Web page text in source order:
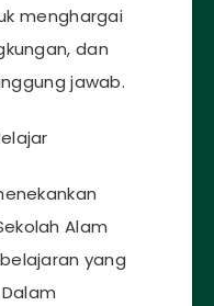
menghargai
dan
jawab.
Alam
yang